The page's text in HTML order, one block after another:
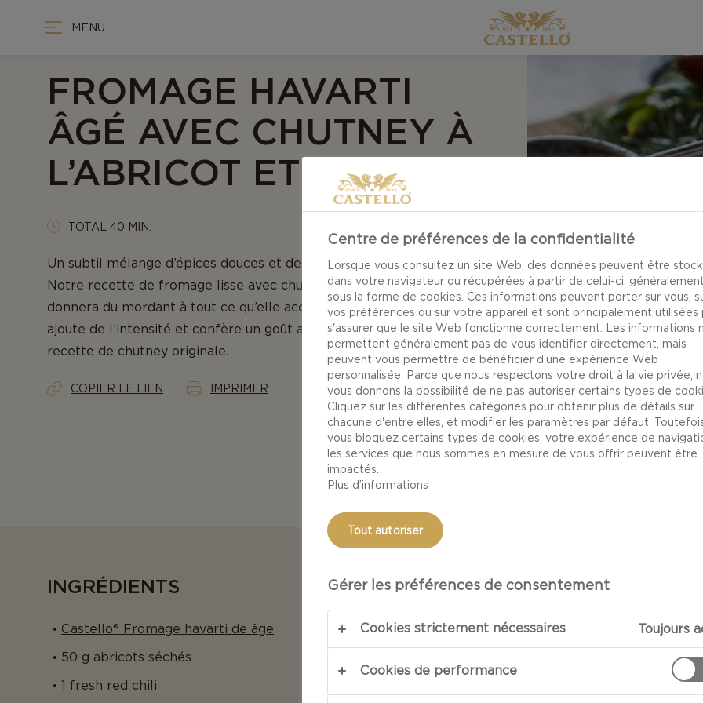
MENU
FROMAGE HAVARTI
ÂGÉ AVEC CHUTNEY À
L’ABRICOT ET AU CHILI
TOTAL 40 MIN.
Un subtil mélange d’épices douces et de fruits marinés savoureux.
Notre recette de fromage lisse avec chutney à l’abricot et au chili
donnera du mordant à tout ce qu’elle accompagne. Le fromage riche
ajoute de l’intensité et confère un goût acidulé satisfaisant à cette
recette de chutney originale.
COPIER LE LIEN IMPRIMER
INGRÉDIENTS
Castello® Fromage havarti de âge
50 g abricots séchés
1 fresh red chili
Préparation
Éplucher
casserole
Centre de préférences de la confidentialité
Lorsque vous consultez un site Web, des données peuvent être
dans votre navigateur ou récupérées à partir de celui-ci,
sous la forme de cookies. Ces informations peuvent porter sur vous,
vos préférences ou sur votre appareil et sont principalement utilisées
s'assurer que le site Web fonctionne correctement. Les informations
permettent généralement pas de vous identifier directement, mais
peuvent vous permettre de bénéficier d'une expérience Web
personnalisée. Parce que nous respectons votre droit à la vie privée,
vous donnons la possibilité de ne pas autoriser certains types de
Cliquez sur les différentes catégories pour obtenir plus de détails sur
chacune d'entre elles, et modifier les paramètres par défaut.
vous bloquez certains types de cookies, votre expérience de
les services que nous sommes en mesure de vous offrir peuvent être
impactés.
Plus d’informations
Tout autoriser
Gérer les préférences de consentement
Cookies strictement nécessaires Toujours
Cookies de performance